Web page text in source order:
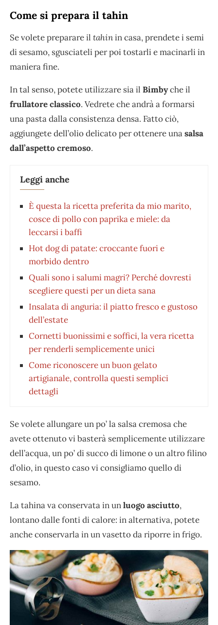
Come si prepara il tahin
Se volete preparare il tahinin casa, prendete i semi
di sesamo, sgusciateli per poi tostarli e macinarli in
maniera fine.
In tal senso, potete utilizzare sia il Bimbyche il
frullatore classico. Vedrete che andrà a formarsi
una pasta dalla consistenza densa. Fatto ciò,
aggiungete dell’olio delicato per ottenere unasalsa
dall’aspetto cremoso.
Leggi anche
È questa la ricetta preferita da mio marito,
cosce di pollo con paprika e miele: da
leccarsi i baffi
Hot dog di patate: croccante fuori e
morbido dentro
Quali sono i salumi magri? Perché dovresti
scegliere questi per un dieta sana
Insalata di anguria: il piatto fresco e gustoso
dell’estate
Cornetti buonissimi e soffici, la vera ricetta
per renderli semplicemente unici
Come riconoscere un buon gelato
artigianale, controlla questi semplici
dettagli
Se volete allungare un po’ la salsa cremosa che
avete ottenuto vi basterà semplicemente utilizzare
dell’acqua, un po’ di succo di limone o un altro filino
d’olio, in questo caso vi consigliamo quello di
sesamo.
La tahina va conservata in unluogo asciutto,
lontano dalle fonti di calore: in alternativa, potete
anche conservarla in un vasetto da riporre in frigo.